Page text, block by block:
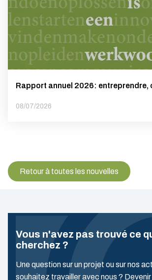
Rapport annuel 2026: entreprendre,
08/07/2026
Retour à toutes les nouvelles
Vous n'avez pas trouvé ce
cherchez ?
Une question sur un projet ou sur nos
souhaitez travailler avec nous ?